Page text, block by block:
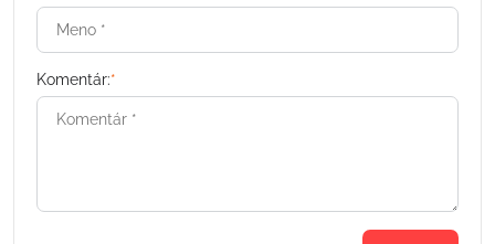
Komentár:*